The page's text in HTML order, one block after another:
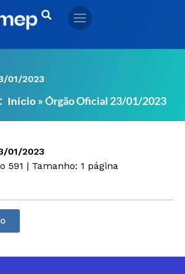
01/2023
Início »Órgão Oficial 23/01/2023
01/2023
591 | Tamanho: 1 página